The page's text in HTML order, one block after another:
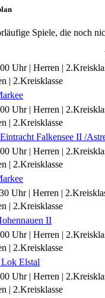
Spiele, die noch
Uhr | Herren |
| 2.Kreisklasse
Uhr | Herren |
| 2.Kreisklasse
Falkensee II /​
Uhr | Herren |
| 2.Kreisklasse
Uhr | Herren |
| 2.Kreisklasse
II
Uhr | Herren |
| 2.Kreisklasse
Elstal
Uhr | Herren |
| 2.Kreisklasse